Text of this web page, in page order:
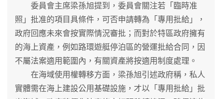
委員會主席梁孫旭提到，委員會關注若「臨時准
照」批准的項目具條件，可否申請轉為「專用批給」，
政府回應未來會按實際情況審批；而對於特區政府擁有
的海上資產，例如路環遊艇停泊區的營運批給合同，因
不屬法案適用範圍內，有關資產將按適用制度處理。
在海域使用權轉移方面，梁孫旭引述政府稱，私人
實體需在海上建設公用基礎設施，才以「專用批給」批